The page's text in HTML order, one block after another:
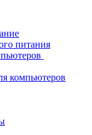
питания
компьютеров